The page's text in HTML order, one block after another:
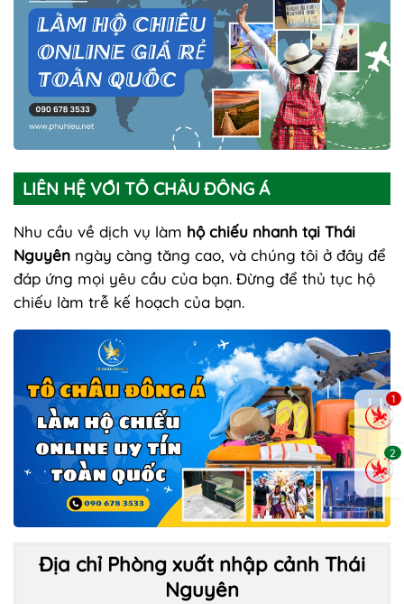
LIÊN HỆ VỚI TÔ CHÂU ĐÔNG Á
Nhu cầu về dịch vụ làm hộ chiếu nhanh tại Thái
Nguyên ngày càng tăng cao, và chúng tôi ở đây để
đáp ứng mọi yêu cầu của bạn. Đừng để thủ tục hộ
chiếu làm trễ kế hoạch của bạn.
Địa chỉ Phòng xuất nhập cảnh Thái
Nguyên
1
2